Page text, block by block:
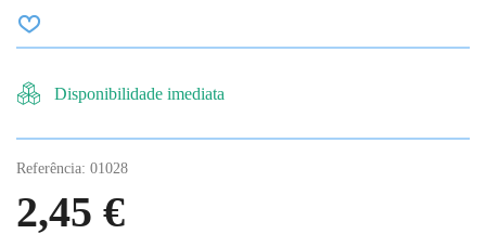
Disponibilidade imediata
Referência: 01028
2,45 €